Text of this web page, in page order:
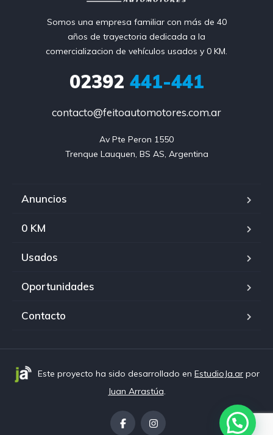
Somos una empresa familiar con más de 40
años de trayectoria dedicada a la
comercializacion de vehículos usados y 0 KM.
02392 441-441
contacto@feitoautomotores.com.ar
Av Pte Peron 1550
Trenque Lauquen, BS AS, Argentina
Anuncios
0 KM
Usados
Oportunidades
Contacto
Este proyecto ha sido desarrollado en EstudioJa.ar por
Juan Arrastúa.